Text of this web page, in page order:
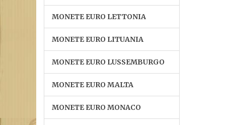
MONETE EURO LETTONIA
MONETE EURO LITUANIA
MONETE EURO LUSSEMBURGO
MONETE EURO MALTA
MONETE EURO MONACO